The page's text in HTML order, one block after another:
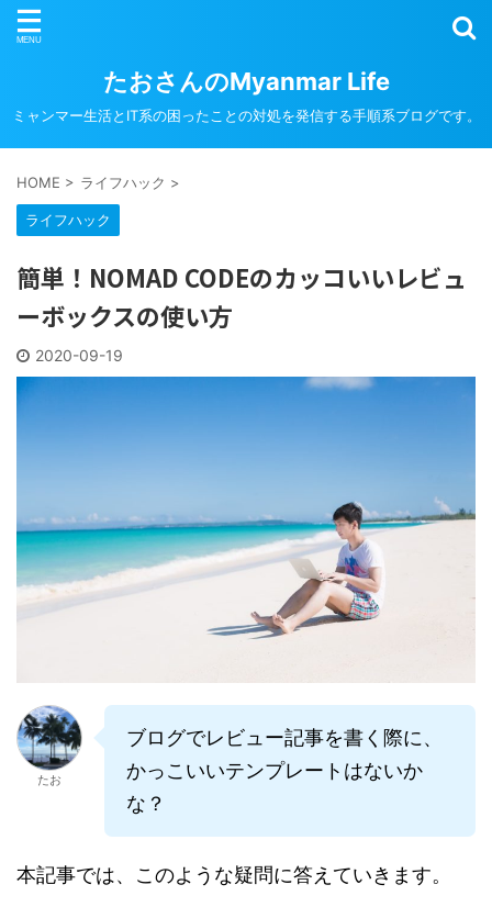
たおさんのMyanmar Life
ミャンマー生活とIT系の困ったことの対処を発信する手順系ブログです。
HOME > ライフハック >
ライフハック
簡単！NOMAD CODEのカッコいいレビュ
ーボックスの使い方
2020-09-19
たお
ブログでレビュー記事を書く際に、
かっこいいテンプレートはないか
な？
本記事では、このような疑問に答えていきます。